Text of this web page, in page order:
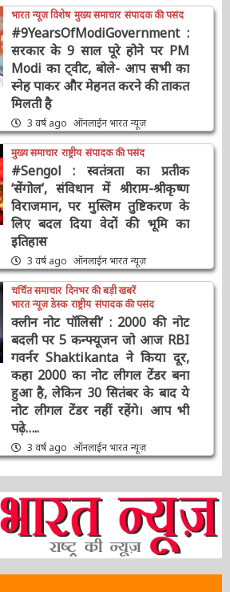
संपादक की पसंद
#9YearsOfModiGovernment :
सरकार के 9 साल पूरे होने पर PM
Modi का ट्वीट, बोले- आप सभी का
स्नेह पाकर और मेहनत करने की
ताकत मिलती है
3 वर्ष ago ऑनलाईन भारत न्यूज़
मुख्य समाचार राष्ट्रीय संपादक की पसंद
#Sengol : स्वतंत्रता का प्रतीक
‘सेंगोल’, संविधान में श्रीराम-श्रीकृष्ण
विराजमान, पर मुस्लिम तुष्टिकरण के
लिए बदल दिया वेदों की भूमि का
इतिहास
3 वर्ष ago ऑनलाईन भारत न्यूज़
चर्चित समाचार दिनभर की बड़ी खबरें
भारत न्यूज़ डेस्क राष्ट्रीय संपादक की पसंद
क्लीन नोट पॉलिसी’ : 2000 की नोट
बदली पर 5 कन्फ्यूजन जो आज RBI
गवर्नर Shaktikanta ने किया दूर,
कहा 2000 का नोट लीगल टेंडर बना
हुआ है, लेकिन 30 सितंबर के बाद ये
नोट लीगल टेंडर नहीं रहेंगे। आप भी
पढ़े…..
3 वर्ष ago ऑनलाईन भारत न्यूज़